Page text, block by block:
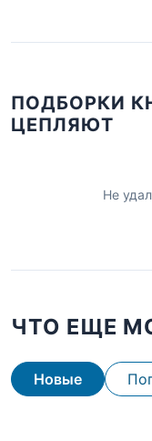
ПОДБОРКИ
ЦЕПЛЯЮТ
Не
ЧТО ЕЩЕ
Новые